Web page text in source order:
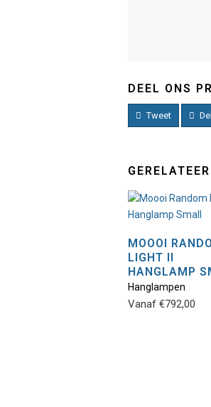
DEEL ONS
Tweet
MOOOI
LIGHT II
HANGLAMP
Hanglampen
Vanaf €792,00